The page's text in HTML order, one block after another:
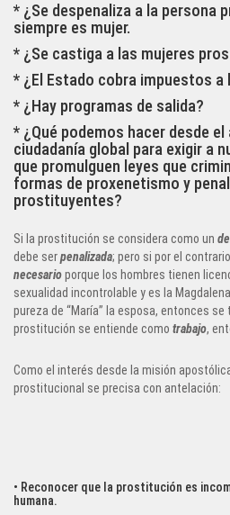
* ¿Se despenaliza a la persona
siempre es mujer.
* ¿Se castiga a las mujeres
* ¿El Estado cobra impuestos a
* ¿Hay programas de salida?
* ¿Qué podemos hacer desde
ciudadanía global para exigir a
que promulguen leyes que
formas de proxenetismo y
prostituyentes?
Si la prostitución se considera como un
debe serpenalizada; pero si por el
necesarioporque los hombres tienen
sexualidad incontrolable y es la
pureza de “María” la esposa, entonces se
prostitución se entiende como trabajo,
abuso/agresión sexual, necesita ser
Como el interés desde la misión
prostitucional se precisa con antelación:
• Reconocer que la prostitución es
humana.